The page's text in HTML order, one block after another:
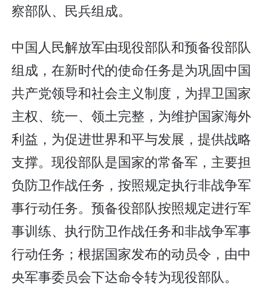
察部队、民兵组成。
中国人民解放军由现役部队和预备役部队
组成，在新时代的使命任务是为巩固中国
共产党领导和社会主义制度，为捍卫国家
主权、统一、领土完整，为维护国家海外
利益，为促进世界和平与发展，提供战略
支撑。现役部队是国家的常备军，主要担
负防卫作战任务，按照规定执行非战争军
事行动任务。预备役部队按照规定进行军
事训练、执行防卫作战任务和非战争军事
行动任务；根据国家发布的动员令，由中
央军事委员会下达命令转为现役部队。